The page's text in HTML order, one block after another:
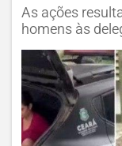
As ações
homens às